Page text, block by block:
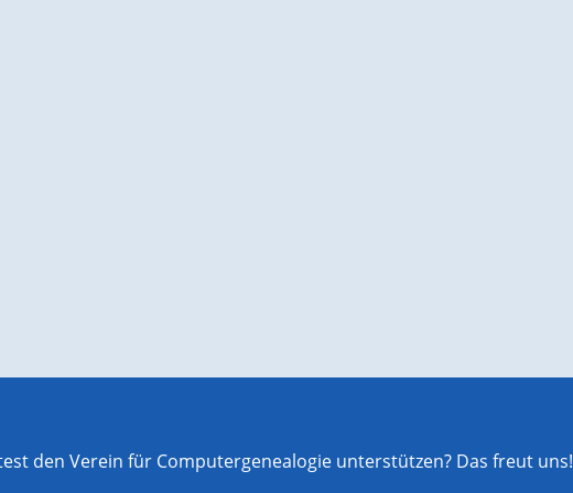
den Verein für Computergenealogie unterstützen? Das freut uns!